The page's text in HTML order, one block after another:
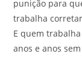
punição para
trabalha
E quem
anos e anos